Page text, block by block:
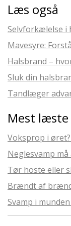
Læs også
Selvforkælelse i
Mavesyre:
Halsbrand –
Sluk din
Tandlæger
Mest læste
Voksprop i
Neglesvamp
Tør hoste eller
Brændt af
Svamp i